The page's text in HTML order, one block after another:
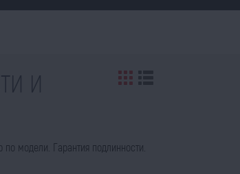
И
модели. Гарантия подлинности.